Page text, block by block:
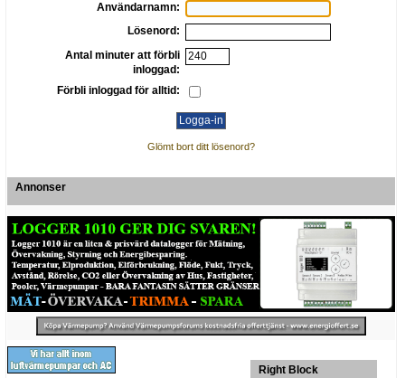
Användarnamn:
Lösenord:
Antal minuter att förbli
inloggad:
Förbli inloggad för alltid:
Glömt bort ditt lösenord?
Annonser
Right Block